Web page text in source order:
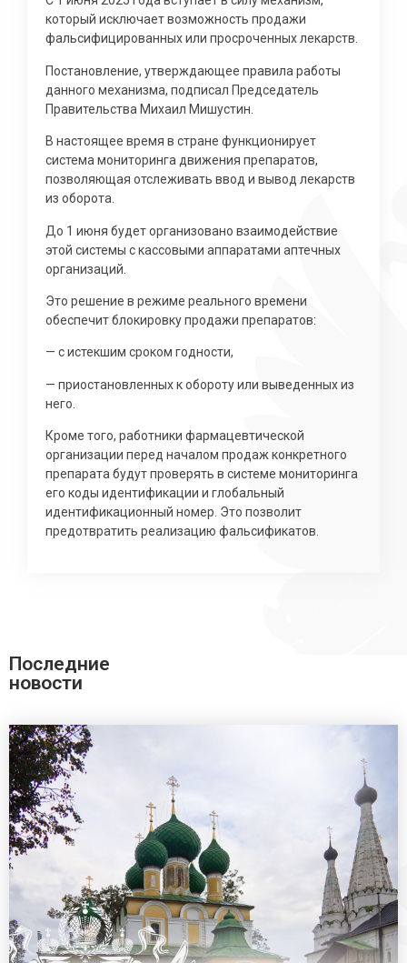
который исключает возможность продажи
фальсифицированных или просроченных лекарств.
Постановление, утверждающее правила работы
данного механизма, подписал Председатель
Правительства Михаил Мишустин.
В настоящее время в стране функционирует
система мониторинга движения препаратов,
позволяющая отслеживать ввод и вывод лекарств
из оборота.
До 1 июня будет организовано взаимодействие
этой системы с кассовыми аппаратами аптечных
организаций.
Это решение в режиме реального времени
обеспечит блокировку продажи препаратов:
— с истекшим сроком годности,
— приостановленных к обороту или выведенных из
него.
Кроме того, работники фармацевтической
организации перед началом продаж конкретного
препарата будут проверять в системе мониторинга
его коды идентификации и глобальный
идентификационный номер. Это позволит
предотвратить реализацию фальсификатов.
Последние
новости